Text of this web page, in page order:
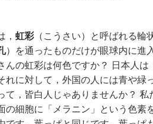
虹彩 （こうさい）と呼ばれる
）を通ったものだけが眼球内に進
んの虹彩は何色ですか？ 日本人
れに対して，外国の人には青や緑
て，皆白人じゃありませんか？
の細胞に「メラニン」という色素